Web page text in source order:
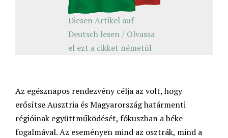
Diesen Artikel auf
Deutsch lesen / Olvassa
el ezt a cikket németül
Az egésznapos rendezvény célja az volt, hogy
erősítse Ausztria és Magyarország határmenti
régióinak együttműködését, fókuszban a béke
fogalmával. Az eseményen mind az osztrák, mind a